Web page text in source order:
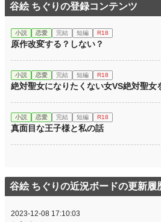
谷絵 ちぐりの登録コンテンツ
小説 恋愛 完結 短編 R18
原作改変する？しない？
小説 恋愛 完結 短編 R18
絶対聖女になりたくない女VS絶対聖女
小説 恋愛 完結 短編 R18
真面目な王子様と私の話
谷絵 ちぐりの近況ボードの更新履
2023-12-08 17:10:03